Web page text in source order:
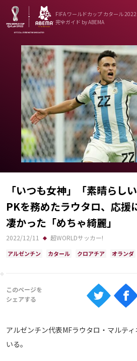
FIFA ワールドカップ カタール 2022
完全ガイド by ABEMA
ニュース
News
出場国
Teams
日本代表
Team Japan
日程・結果
Schedule
ランキング
大会について
「いつも女神」「素晴らし
PKを務めたラウタロ、応援
凄かった「めちゃ綺麗」
2022/12/11 超WORLDサッカー!
アルゼンチン カタール クロアチア オランダ
アルゼンチン代表MFラウタロ・マルテ
いる。